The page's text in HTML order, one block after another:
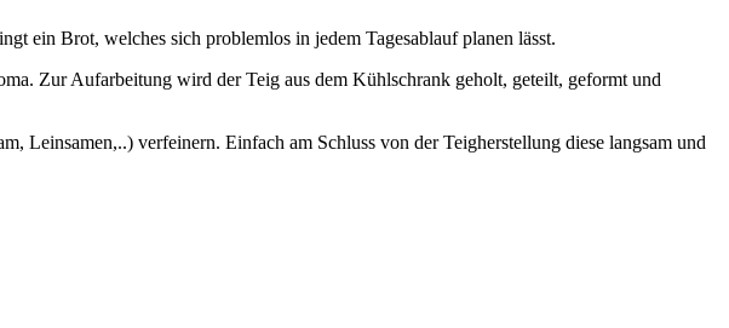
ein Brot, welches sich problemlos in jedem Tagesablauf planen lässt.
Zur Aufarbeitung wird der Teig aus dem Kühlschrank geholt, geteilt, geformt und
Leinsamen,..) verfeinern. Einfach am Schluss von der Teigherstellung diese langsam und